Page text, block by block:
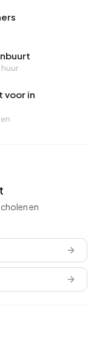
huur
voor in
en